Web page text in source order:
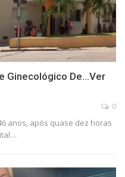
Ginecológico De…Ver
0
anos, após quase dez horas